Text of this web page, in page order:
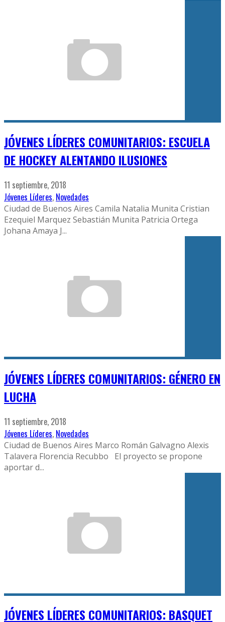
JÓVENES LÍDERES COMUNITARIOS: ESCUELA
DE HOCKEY ALENTANDO ILUSIONES
11 septiembre, 2018
Jóvenes Líderes, Novedades
Ciudad de Buenos Aires Camila Natalia Munita Cristian
Ezequiel Marquez Sebastián Munita Patricia Ortega
Johana Amaya J...
JÓVENES LÍDERES COMUNITARIOS: GÉNERO EN
LUCHA
11 septiembre, 2018
Jóvenes Líderes, Novedades
Ciudad de Buenos Aires Marco Román Galvagno Alexis
Talavera Florencia Recubbo El proyecto se propone
aportar d...
JÓVENES LÍDERES COMUNITARIOS: BASQUET